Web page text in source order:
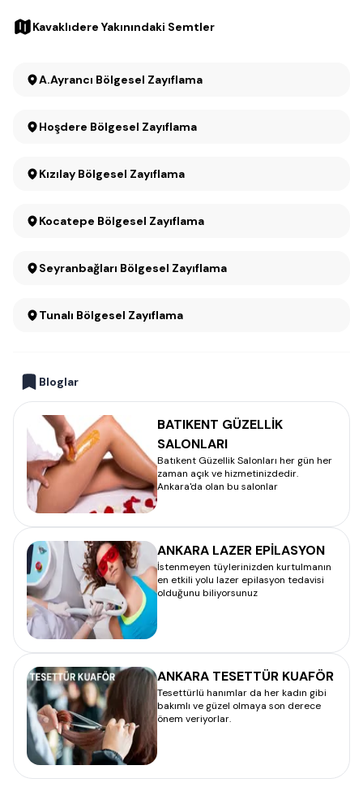
Kavaklıdere Yakınındaki Semtler
A.Ayrancı Bölgesel Zayıflama
Hoşdere Bölgesel Zayıflama
Kızılay Bölgesel Zayıflama
Kocatepe Bölgesel Zayıflama
Seyranbağları Bölgesel Zayıflama
Tunalı Bölgesel Zayıflama
Bloglar
BATIKENT GÜZELLİK
SALONLARI
Batıkent Güzellik Salonları her gün her
zaman açık ve hizmetinizdedir.
Ankara'da olan bu salonlar
ANKARA LAZER EPİLASYON
İstenmeyen tüylerinizden kurtulmanın
en etkili yolu lazer epilasyon tedavisi
olduğunu biliyorsunuz
ANKARA TESETTÜR KUAFÖR
Tesettürlü hanımlar da her kadın gibi
bakımlı ve güzel olmaya son derece
önem veriyorlar.